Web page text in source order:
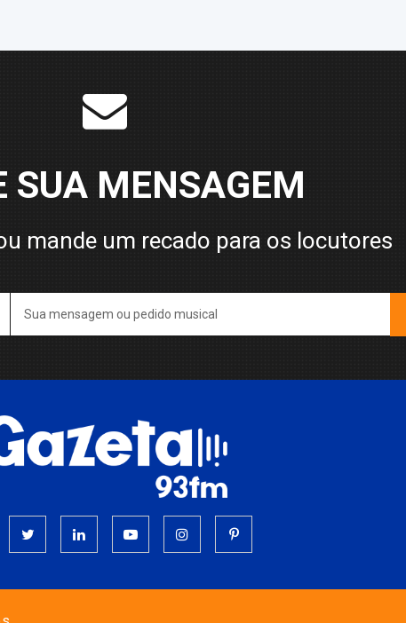
SUA MENSAGEM
mande um recado para os locutores